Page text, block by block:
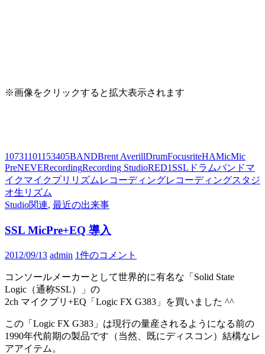
※画像をクリックすると拡大表示されます
10731101153405BANDBrent AverillDrumFocusriteHAMicMic
PreNEVERecordingRecording StudioRED1 SSL ドラムバンドマ
イクマイクプリ リズム レコーディングレコーディングスタジ
オ生リズム
Studio関連, 最近の出来事
SSL MicPre+EQ 導入
2012/09/13 admin 1件のコメント
コンソールメーカーとして世界的に有名な「Solid State
Logic（通称SSL）」の
2ch マイクプリ+EQ「Logic FX G383」を買いました ^^
この「Logic FX G383」は現行の量産されるようになる前の
1990年代前期の製品です（当然、既にディスコン）結構なレ
アアイテム。